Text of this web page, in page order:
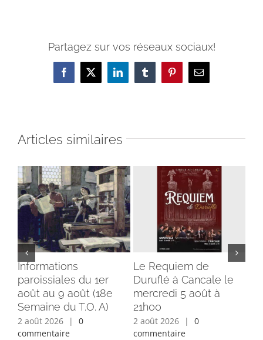
Partagez sur vos réseaux sociaux!
Facebook
X LinkedInTumblrPinterestEmail
Articles similaires
Informations
paroissiales du 1er
août au 9 août (18e
Semaine du T.O. A)
2 août 2026 |
0
commentaire
Le Requiem de
Duruflé à Cancale le
mercredi 5 août à
21h00
2 août 2026 |
0
commentaire